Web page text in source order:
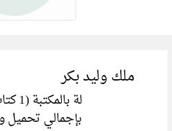
ملك وليد بكر
لة بالمكتبة (1 كتاب)
بإجمالي تحميل